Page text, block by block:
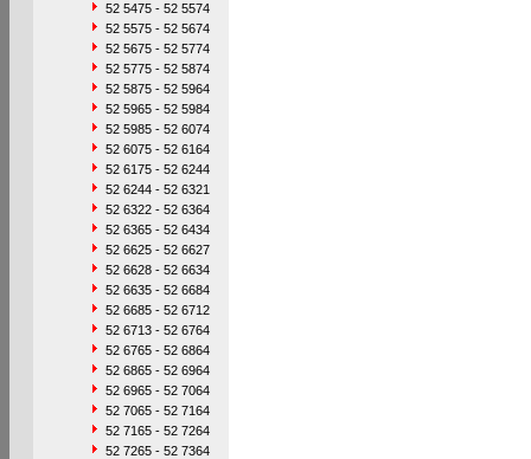
52 5475 - 52 5574
52 5575 - 52 5674
52 5675 - 52 5774
52 5775 - 52 5874
52 5875 - 52 5964
52 5965 - 52 5984
52 5985 - 52 6074
52 6075 - 52 6164
52 6175 - 52 6244
52 6244 - 52 6321
52 6322 - 52 6364
52 6365 - 52 6434
52 6625 - 52 6627
52 6628 - 52 6634
52 6635 - 52 6684
52 6685 - 52 6712
52 6713 - 52 6764
52 6765 - 52 6864
52 6865 - 52 6964
52 6965 - 52 7064
52 7065 - 52 7164
52 7165 - 52 7264
52 7265 - 52 7364